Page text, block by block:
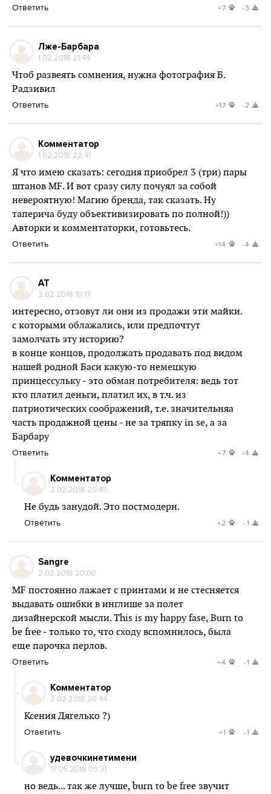
Ответить +7 -3
Лже-Барбара
1.02.2018 21:44
Чтоб развеять сомнения, нужна фотография Б.
Радзивил
Ответить +17 -2
Комментатор
1.02.2018 22:41
Я что имею сказать: сегодня приобрел 3 (три) пары
штанов MF. И вот сразу силу почуял за собой
невероятную! Магию бренда, так сказать. Ну
таперича буду объективизировать по полной!))
Авторки и комментаторки, готовьтесь.
Ответить +14 -4
AT
2.02.2018 10:17
интересно, отзовут ли они из продажи эти майки.
с которыми облажались, или предпочтут
замолчать эту историю?
в конце концов, продолжать продавать под видом
нашей родной Баси какую-то немецкую
принцессульку - это обман потребителя: ведь тот
кто платил деньги, платил их, в т.ч. из
патриотических соображений, т.е. значительняа
часть продажной цены - не за тряпку in se, а за
Барбару
Ответить +7 -4
Комментатор
2.02.2018 20:45
Не будь занудой. Это постмодерн.
Ответить +2 -1
Sangre
2.02.2018 20:00
MF постоянно лажает с принтами и не стесняется
выдавать ошибки в инглише за полет
дизайнерской мысли. This is my happy fase, Burn to
be free - только то, что сходу вспомнилось, была
еще парочка перлов.
Ответить +4 -1
Комментатор
2.02.2018 20:44
Ксения Дягелько ?)
Ответить +1 -1
удевочкинетимени
17.05.2018 09:31
но ведь... так же лучше, burn to be free звучит